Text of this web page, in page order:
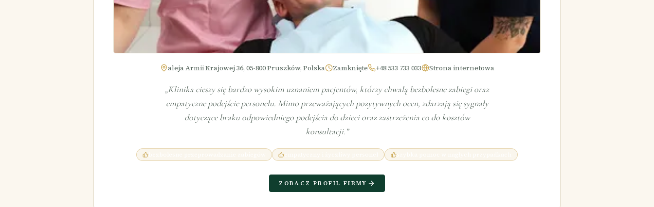
aleja Armii Krajowej 36, 05-800 Pruszków, Polska Zamknięte +48 533 733 033 Strona internetowa
„Klinika cieszy się bardzo wysokim uznaniem pacjentów, którzy chwalą bezbolesne zabiegi oraz
empatyczne podejście personelu. Mimo przeważających pozytywnych ocen, zdarzają się sygnały
dotyczące braku odpowiedniego podejścia do dzieci oraz zastrzeżenia co do kosztów
konsultacji.”
ZOBACZ PROFIL FIRMY